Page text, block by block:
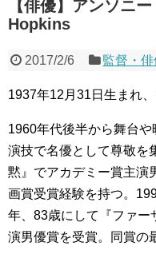
【俳優】アンソニ
Hopkins
2017/2/6 監督・
1937年12月31日生まれ
1960年代後半から舞台
演技で名優として尊敬を
黙』でアカデミー賞主演
画賞受賞経験を持つ。
年、83歳にして『ファー
演男優賞を受賞。同賞の